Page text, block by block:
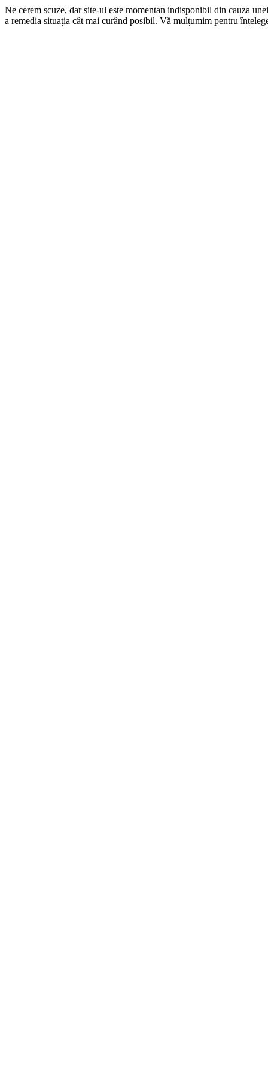
Ne cerem scuze, dar site-ul este momentan indisponibil din cauza
a remedia situația cât mai curând posibil. Vă mulțumim pentru